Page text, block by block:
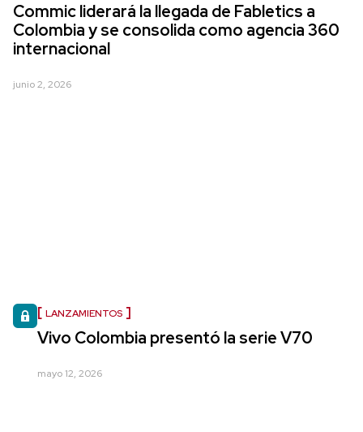
Commic liderará la llegada de Fabletics a
Colombia y se consolida como agencia 360
internacional
junio 2, 2026
LANZAMIENTOS
Vivo Colombia presentó la serie V70
mayo 12, 2026